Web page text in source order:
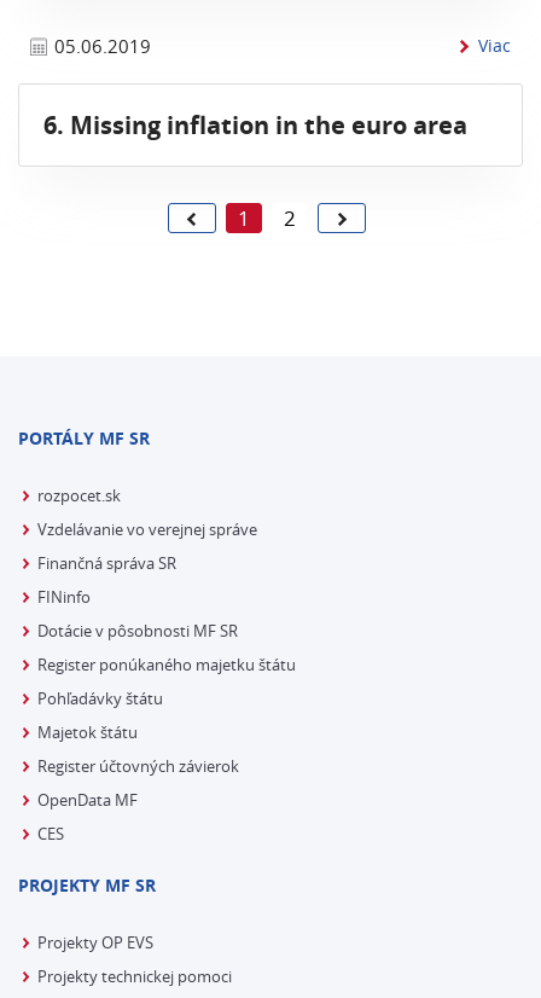
05.06.2019 Viac
6. Missing inflation in the euro area
1 2
PORTÁLY MF SR
rozpocet.sk
Vzdelávanie vo verejnej správe
Finančná správa SR
FINinfo
Dotácie v pôsobnosti MF SR
Register ponúkaného majetku štátu
Pohľadávky štátu
Majetok štátu
Register účtovných závierok
OpenData MF
CES
PROJEKTY MF SR
Projekty OP EVS
Projekty technickej pomoci